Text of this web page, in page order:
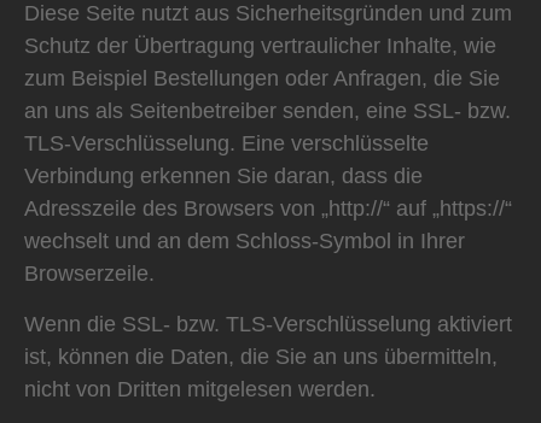
Diese Seite nutzt aus Sicherheitsgründen und zum
Schutz der Übertragung vertraulicher Inhalte, wie
zum Beispiel Bestellungen oder Anfragen, die Sie
an uns als Seitenbetreiber senden, eine SSL- bzw.
TLS-Verschlüsselung. Eine verschlüsselte
Verbindung erkennen Sie daran, dass die
Adresszeile des Browsers von „http://“ auf „https://“
wechselt und an dem Schloss-Symbol in Ihrer
Browserzeile.
Wenn die SSL- bzw. TLS-Verschlüsselung aktiviert
ist, können die Daten, die Sie an uns übermitteln,
nicht von Dritten mitgelesen werden.